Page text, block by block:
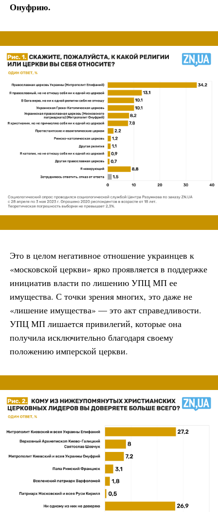
Онуфрию.
Это в целом негативное отношение украинцев к
«московской церкви» ярко проявляется в поддержке
инициатив власти по лишению УПЦ МП ее
имущества. С точки зрения многих, это даже не
«лишение имущества» — это акт справедливости.
УПЦ МП лишается привилегий, которые она
получила исключительно благодаря своему
положению имперской церкви.